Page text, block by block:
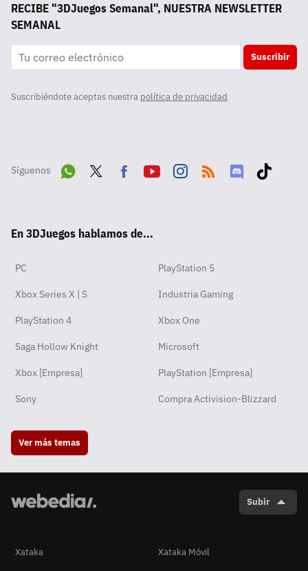
RECIBE "3DJuegos Semanal", NUESTRA NEWSLETTER
SEMANAL
Suscribir
Suscribiéndote aceptas nuestra política de privacidad
Síguenos
pp
ok
En 3DJuegos hablamos de...
PC PlayStation 5
Xbox Series X | S Industria Gaming
PlayStation 4 Xbox One
Saga Hollow Knight Microsoft
Xbox [Empresa] PlayStation [Empresa]
Sony Compra Activision-Blizzard
Ver más temas
Subir
Xataka
Xataka Móvil